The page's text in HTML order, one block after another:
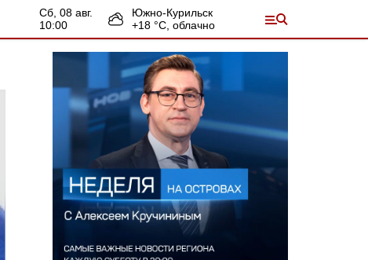
сб, 08 авг.
10:00
Южно-Курильск
+18 °С, облачно